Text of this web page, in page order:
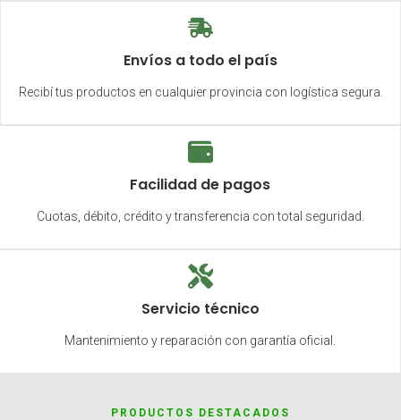
Envíos a todo el país
Recibí tus productos en cualquier provincia con logística segura.
Facilidad de pagos
Cuotas, débito, crédito y transferencia con total seguridad.
Servicio técnico
Mantenimiento y reparación con garantía oficial.
PRODUCTOS DESTACADOS